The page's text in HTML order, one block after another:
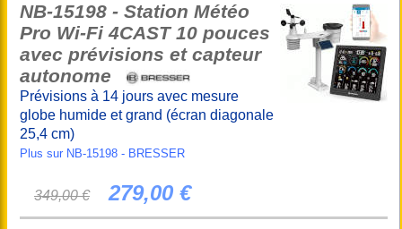
NB-15198 - Station Météo
Pro Wi-Fi 4CAST 10 pouces
avec prévisions et capteur
autonome
Prévisions à 14 jours avec mesure
globe humide et grand (écran diagonale
25,4 cm)
Plus sur NB-15198 - BRESSER
349,00 € 279,00 €